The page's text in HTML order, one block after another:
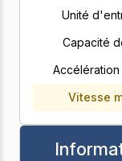
Unité
Capacité
Vitesse